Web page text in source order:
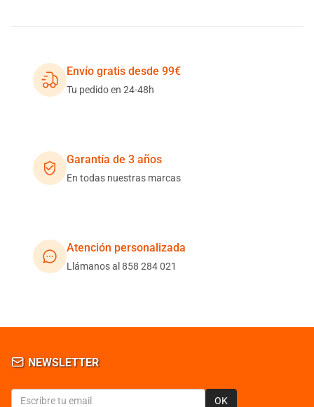
Envío gratis desde 99€
Tu pedido en 24-48h
Garantía de 3 años
En todas nuestras marcas
Atención personalizada
Llámanos al 858 284 021
NEWSLETTER
OK